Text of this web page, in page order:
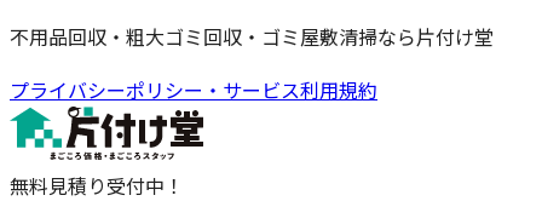
不用品回収・粗大ゴミ回収・ゴミ屋敷清掃なら片付け堂
プライバシーポリシー・サービス利用規約
無料見積り受付中！